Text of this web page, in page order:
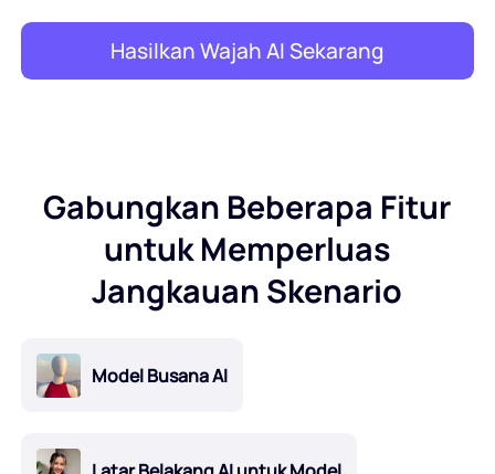
Hasilkan Wajah AI Sekarang
Gabungkan Beberapa Fitur
untuk Memperluas
Jangkauan Skenario
Model Busana AI